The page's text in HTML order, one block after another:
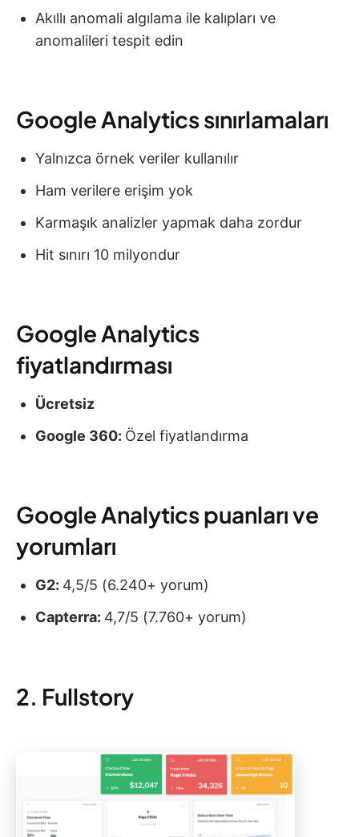
Akıllı anomali algılama ile kalıpları ve
anomalileri tespit edin
Google Analytics sınırlamaları
Yalnızca örnek veriler kullanılır
Ham verilere erişim yok
Karmaşık analizler yapmak daha zordur
Hit sınırı 10 milyondur
Google Analytics
fiyatlandırması
Ücretsiz
Google 360: Özel fiyatlandırma
Google Analytics puanları ve
yorumları
G2: 4,5/5 (6.240+ yorum)
Capterra: 4,7/5 (7.760+ yorum)
2. Fullstory